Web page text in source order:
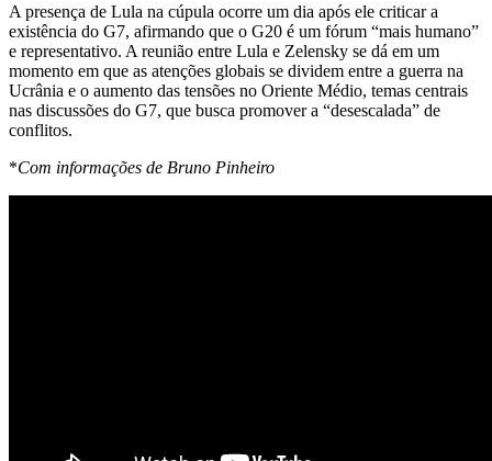
A presença de Lula na cúpula ocorre um dia após ele criticar a
existência do G7, afirmando que o G20 é um fórum “mais humano”
e representativo. A reunião entre Lula e Zelensky se dá em um
momento em que as atenções globais se dividem entre a guerra na
Ucrânia e o aumento das tensões no Oriente Médio, temas centrais
nas discussões do G7, que busca promover a “desescalada” de
conflitos.
*Com informações de Bruno Pinheiro